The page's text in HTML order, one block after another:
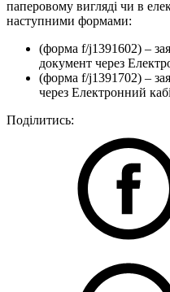
паперовому вигляді чи в
наступними формами:
(форма f/j1391602) –
документ через
(форма f/j1391702) –
через Електронний
Поділитись: